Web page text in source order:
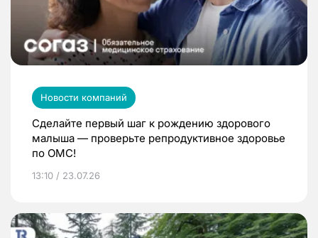
Новости компаний
Сделайте первый шаг к рождению здорового
малыша — проверьте репродуктивное здоровье
по ОМС!
13:10 / 23.07.26